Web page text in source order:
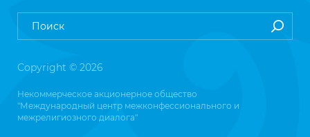
Copyright © 2026
Некоммерческое акционерное общество
"Международный центр межконфессионального и
межрелигиозного диалога"